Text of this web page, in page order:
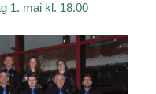
1. mai kl. 18.00